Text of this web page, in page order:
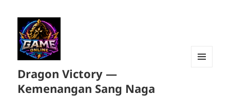
Dragon Victory —
Kemenangan Sang Naga